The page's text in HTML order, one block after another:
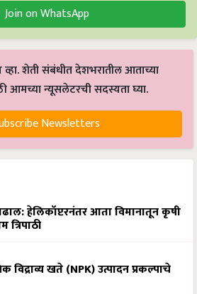
Join on WhatsApp
शेती संबंधीत देशभरातील आताच्या
आमच्या न्यूसलेटरची सदस्यता घ्या.
Newsletters
हेलिकॉप्टरनंतर आता विमानातून कृषी
त्रिपाठी
विद्राव्य खते (NPK) उत्पादन प्रकल्पाचे